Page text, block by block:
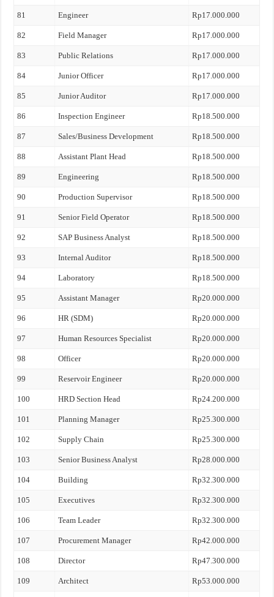
81 Engineer Rp17.000.000
82 Field Manager Rp17.000.000
83 Public Relations Rp17.000.000
84 Junior Officer Rp17.000.000
85 Junior Auditor Rp17.000.000
86 Inspection Engineer Rp18.500.000
87 Sales/Business Development Rp18.500.000
88 Assistant Plant Head Rp18.500.000
89 Engineering Rp18.500.000
90 Production Supervisor Rp18.500.000
91 Senior Field Operator Rp18.500.000
92 SAP Business Analyst Rp18.500.000
93 Internal Auditor Rp18.500.000
94 Laboratory Rp18.500.000
95 Assistant Manager Rp20.000.000
96 HR (SDM) Rp20.000.000
97 Human Resources Specialist Rp20.000.000
98 Officer Rp20.000.000
99 Reservoir Engineer Rp20.000.000
100 HRD Section Head Rp24.200.000
101 Planning Manager Rp25.300.000
102 Supply Chain Rp25.300.000
103 Senior Business Analyst Rp28.000.000
104 Building Rp32.300.000
105 Executives Rp32.300.000
106 Team Leader Rp32.300.000
107 Procurement Manager Rp42.000.000
108 Director Rp47.300.000
109 Architect Rp53.000.000